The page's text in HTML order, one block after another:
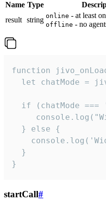
Name Type
result string online - at least
offline - no
function
let chatMode =
if (chatMode ===
  } else {
  }
}
startCall#